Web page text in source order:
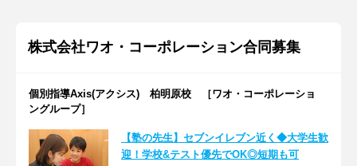
株式会社ワオ・コーポレーション合同募集
個別指導Axis(アクシス) 柏明原校 ［ワオ・コーポレーショ
ングループ］
【塾の先生】セブンイレブン近く◆大学生歓
迎！学校&テスト優先でOK◎短期も可